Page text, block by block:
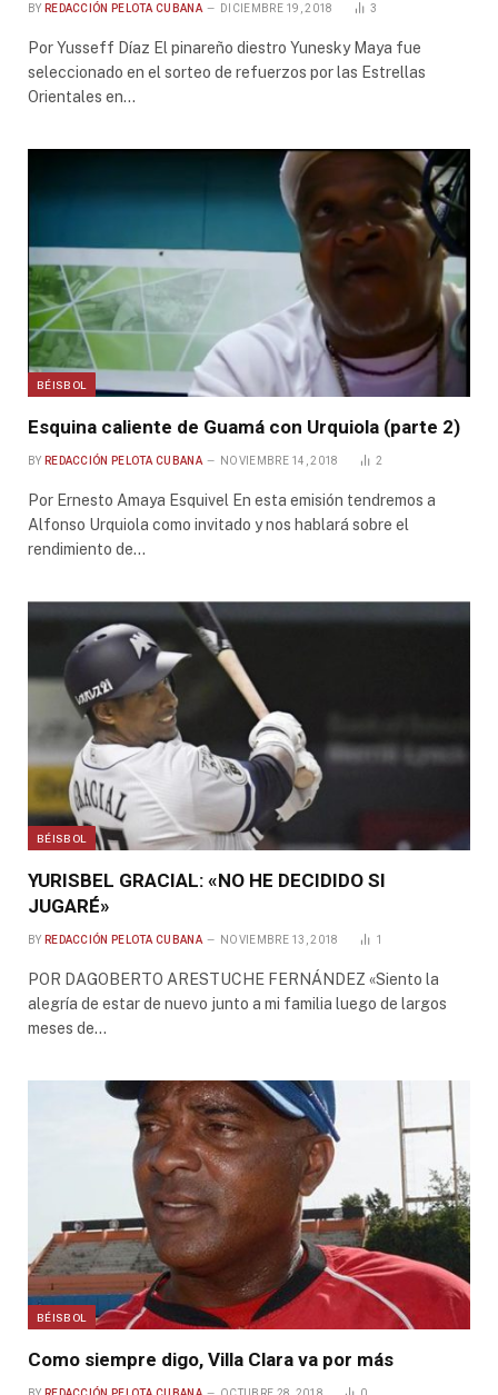
BY REDACCIÓN PELOTA CUBANA DICIEMBRE 19, 2018 3
Por Yusseff Díaz El pinareño diestro Yunesky Maya fue
seleccionado en el sorteo de refuerzos por las Estrellas
Orientales en…
BÉISBOL
Esquina caliente de Guamá con Urquiola (parte 2)
BY REDACCIÓN PELOTA CUBANA NOVIEMBRE 14, 2018 2
Por Ernesto Amaya Esquivel En esta emisión tendremos a
Alfonso Urquiola como invitado y nos hablará sobre el
rendimiento de…
BÉISBOL
YURISBEL GRACIAL: «NO HE DECIDIDO SI
JUGARÉ»
BY REDACCIÓN PELOTA CUBANA NOVIEMBRE 13, 2018 1
POR DAGOBERTO ARESTUCHE FERNÁNDEZ «Siento la
alegría de estar de nuevo junto a mi familia luego de largos
meses de…
BÉISBOL
Como siempre digo, Villa Clara va por más